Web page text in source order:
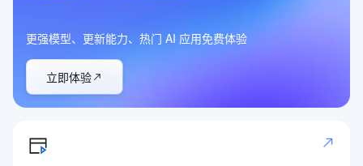
更强模型、更新能力、热门 AI 应用免费体验
立即体验